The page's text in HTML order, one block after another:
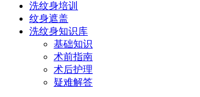
洗纹身培训
纹身遮盖
洗纹身知识库
基础知识
术前指南
术后护理
疑难解答